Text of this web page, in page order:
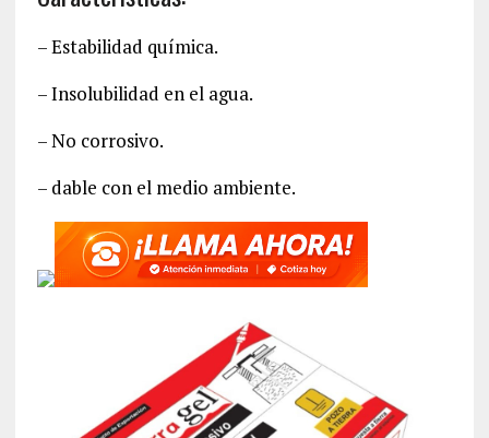
– Estabilidad química.
– Insolubilidad en el agua.
– No corrosivo.
– dable con el medio ambiente.